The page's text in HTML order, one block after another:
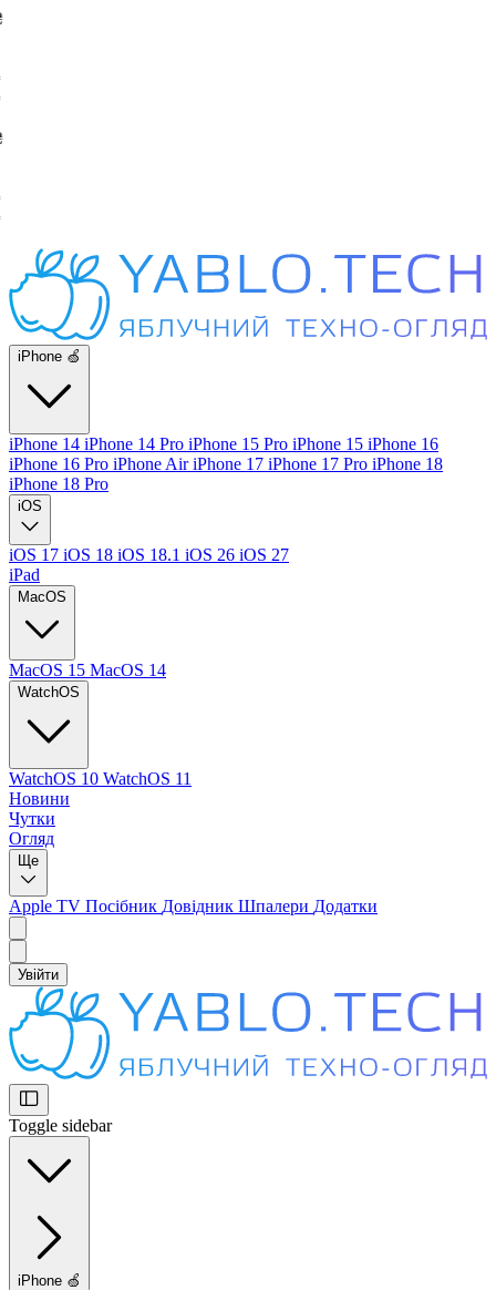
iPhone 🍏
iPhone 14 iPhone 14 Pro iPhone 15 Pro iPhone 15 iPhone 16
iPhone 16 Pro iPhone AiriPhone 17 iPhone 17 Pro iPhone 18
iPhone 18 Pro
iOS
iOS 17 iOS 18 iOS 18.1 iOS 26 iOS 27
iPad
MacOS
MacOS 15 MacOS 14
WatchOS
WatchOS 10 WatchOS 11
Новини
Чутки
Огляд
Ще
Apple TV Посібник Довідник Шпалери Додатки
Увійти
Toggle sidebar
iPhone 🍏